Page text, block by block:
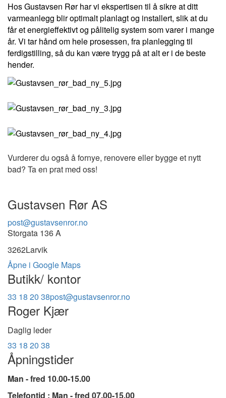
Hos Gustavsen Rør har vi ekspertisen til å sikre at ditt
varmeanlegg blir optimalt planlagt og installert, slik at du
får et energieffektivt og pålitelig system som varer i mange
år. Vi tar hånd om hele prosessen, fra planlegging til
ferdigstilling, så du kan være trygg på at alt er i de beste
hender.
Vurderer du også å fornye, renovere eller bygge et nytt
bad? Ta en prat med oss!
Gustavsen Rør AS
post@gustavsenror.no
Storgata 136 A
3262Larvik
Åpne i Google Maps
Butikk/ kontor
33 18 20 38post@gustavsenror.no
Roger Kjær
Daglig leder
33 18 20 38
Åpningstider
Man - fred 10.00-15.00
Telefontid : Man - fred 07.00-15.00